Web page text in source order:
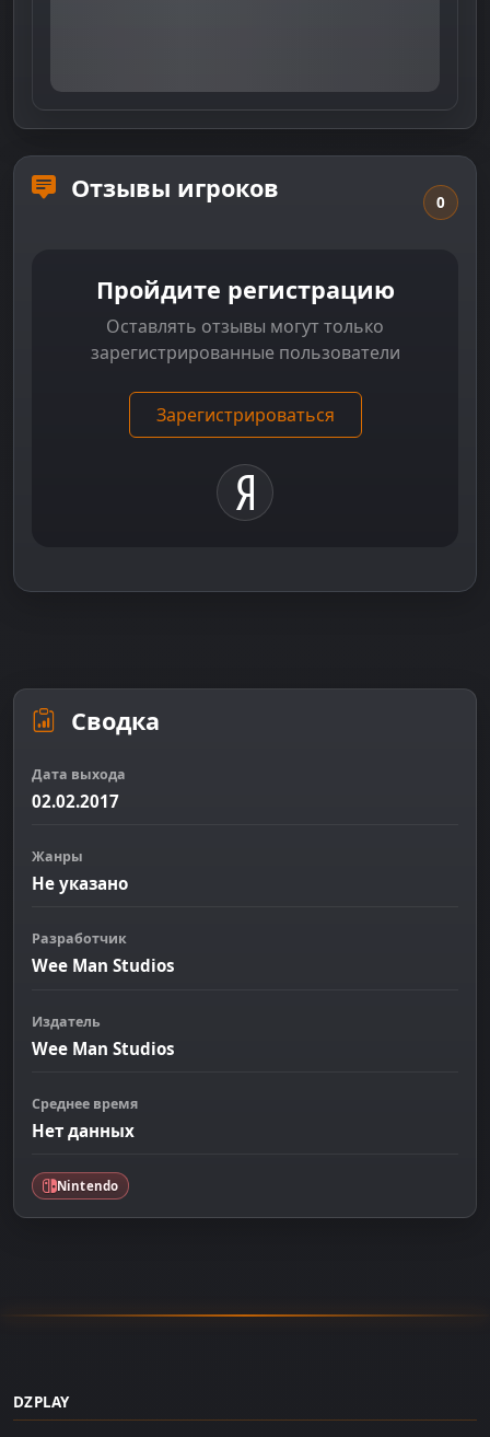
Отзывы игроков 0
Пройдите регистрацию
Оставлять отзывы могут только
зарегистрированные пользователи
Зарегистрироваться
Сводка
Дата выхода
02.02.2017
Жанры
Не указано
Разработчик
Wee Man Studios
Издатель
Wee Man Studios
Среднее время
Нет данных
Nintendo
DZPLAY